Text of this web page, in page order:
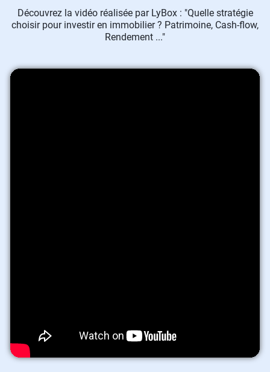
Découvrez la vidéo réalisée par LyBox : "Quelle stratégie
choisir pour investir en immobilier ? Patrimoine, Cash-flow,
Rendement ..."